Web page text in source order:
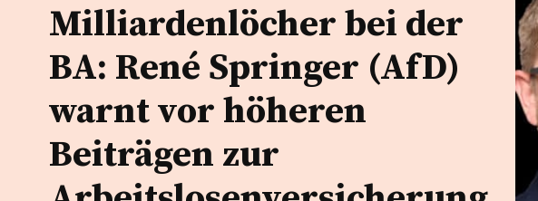
Milliardenlöcher bei der
BA: René Springer (AfD)
warnt vor höheren
Beiträgen zur